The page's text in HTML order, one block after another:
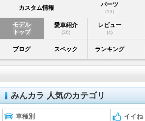
カスタム情報 パーツ
(13)
モデル
トップ
愛車紹介
(36)
レビュー
(4)
ブログ スペック ランキング
みんカラ 人気のカテゴリ
車種別 イイね